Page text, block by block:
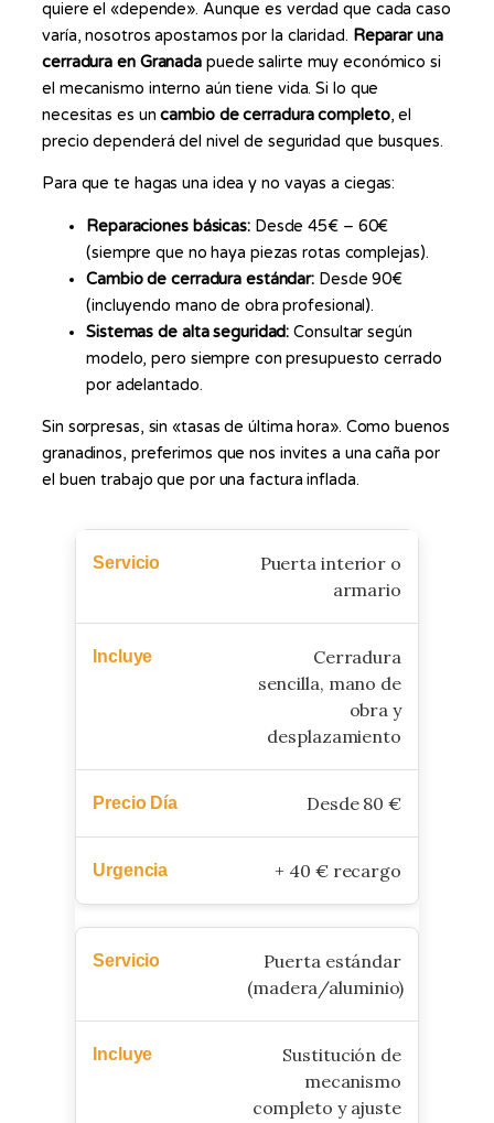
quiere el «depende». Aunque es verdad que cada caso
varía, nosotros apostamos por la claridad. Reparar una
cerradura en Granada puede salirte muy económico si
el mecanismo interno aún tiene vida. Si lo que
necesitas es uncambio de cerradura completo, el
precio dependerá del nivel de seguridad que busques.
Para que te hagas una idea y no vayas a ciegas:
Reparaciones básicas:Desde 45€ – 60€
(siempre que no haya piezas rotas complejas).
Cambio de cerradura estándar: Desde 90€
(incluyendo mano de obra profesional).
Sistemas de alta seguridad: Consultar según
modelo, pero siempre con presupuesto cerrado
por adelantado.
Sin sorpresas, sin «tasas de última hora». Como buenos
granadinos, preferimos que nos invites a una caña por
el buen trabajo que por una factura inflada.
Puerta interior o
armario
Cerradura
sencilla, mano de
obra y
desplazamiento
Desde 80 €
+ 40 € recargo
Puerta estándar
(madera/aluminio)
Sustitución de
mecanismo
completo y ajuste